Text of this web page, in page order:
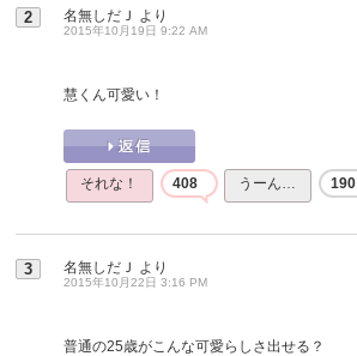
2 名無しだＪ より
2015年10月19日 9:22 AM
慧くん可愛い！
それな！ 408 うーん… 190
3 名無しだＪ より
2015年10月22日 3:16 PM
普通の25歳がこんな可愛らしさ出せる？